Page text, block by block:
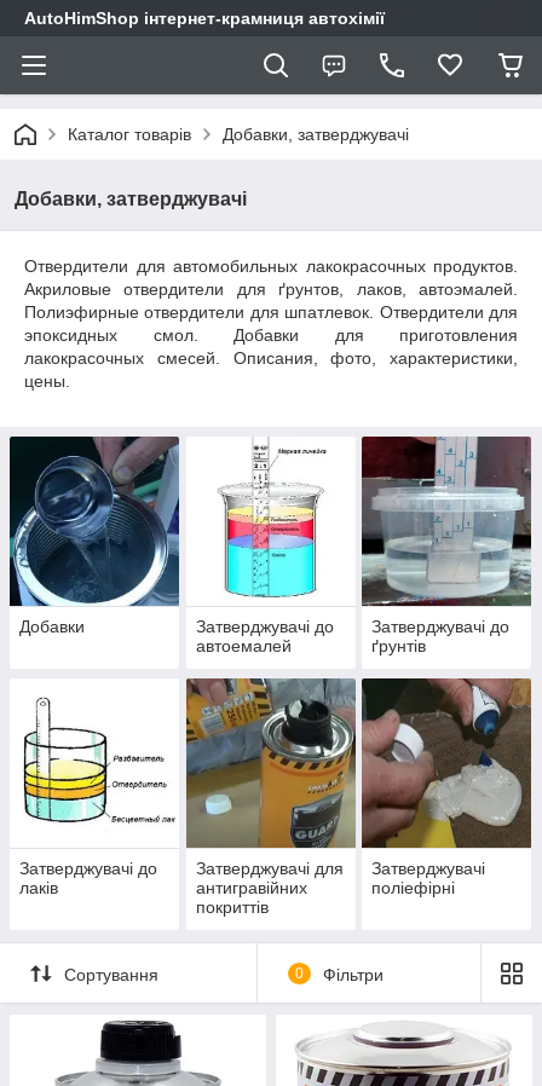
AutoHimShop інтернет-крамниця автохімії
Каталог товарів Добавки, затверджувачі
Добавки, затверджувачі
Отвердители для автомобильных лакокрасочных продуктов.
Акриловые отвердители для ґрунтов, лаков, автоэмалей.
Полиэфирные отвердители для шпатлевок. Отвердители для
эпоксидных смол. Добавки для приготовления
лакокрасочных смесей. Описания, фото, характеристики,
цены.
Добавки
Затверджувачі до
автоемалей
Затверджувачі до
ґрунтів
Затверджувачі до
лаків
Затверджувачі для
антигравійних
покриттів
Затверджувачі
поліефірні
Сортування 0 Фільтри